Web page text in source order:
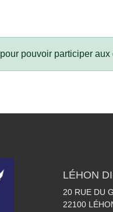
pour pouvoir participer aux
LÉHON
20 RUE DU
22100